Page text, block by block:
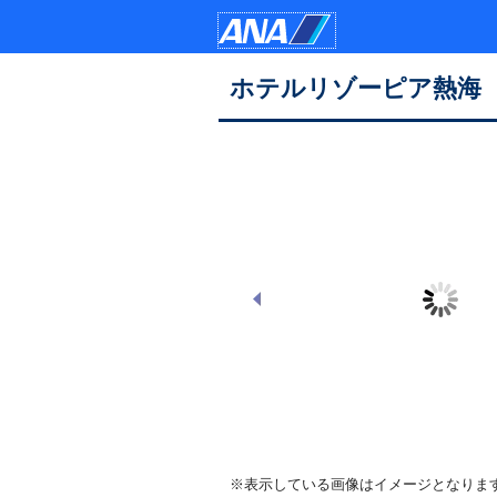
ホテルリゾーピア熱海
※表示している画像はイメージとなりま